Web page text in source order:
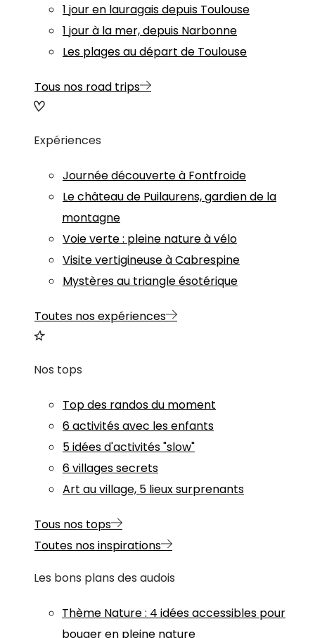
1 jour en lauragais depuis Toulouse
1 jour à la mer, depuis Narbonne
Les plages au départ de Toulouse
Tous nos road trips
Expériences
Journée découverte à Fontfroide
Le château de Puilaurens, gardien de la
montagne
Voie verte : pleine nature à vélo
Visite vertigineuse à Cabrespine
Mystères au triangle ésotérique
Toutes nos expériences
Nos tops
Top des randos du moment
6 activités avec les enfants
5 idées d'activités "slow"
6 villages secrets
Art au village, 5 lieux surprenants
Tous nos tops
Toutes nos inspirations
Les bons plans des audois
Thème Nature: 4 idées accessibles pour
bouger en pleine nature